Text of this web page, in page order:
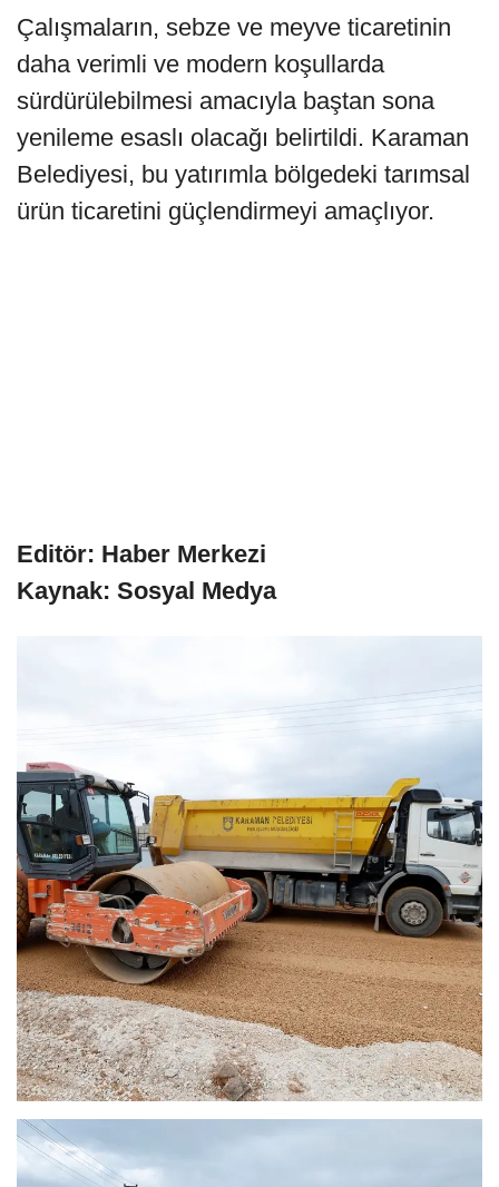
Çalışmaların, sebze ve meyve ticaretinin
daha verimli ve modern koşullarda
sürdürülebilmesi amacıyla baştan sona
yenileme esaslı olacağı belirtildi. Karaman
Belediyesi, bu yatırımla bölgedeki tarımsal
ürün ticaretini güçlendirmeyi amaçlıyor.
Editör: Haber Merkezi
Kaynak: Sosyal Medya